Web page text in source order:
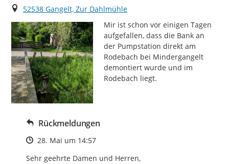
Ort
52538 Gangelt, Zur Dahlmühle
Mir ist schon vor einigen Tagen
aufgefallen, dass die Bank an
der Pumpstation direkt am
Rodebach bei Mindergangelt
demontiert wurde und im
Rodebach liegt.
Rückmeldungen
Zeitpunkt des Erstellens
28. Mai um 14:57
Sehr geehrte Damen und Herren,